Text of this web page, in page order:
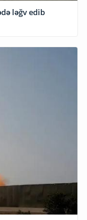
ləğv edib